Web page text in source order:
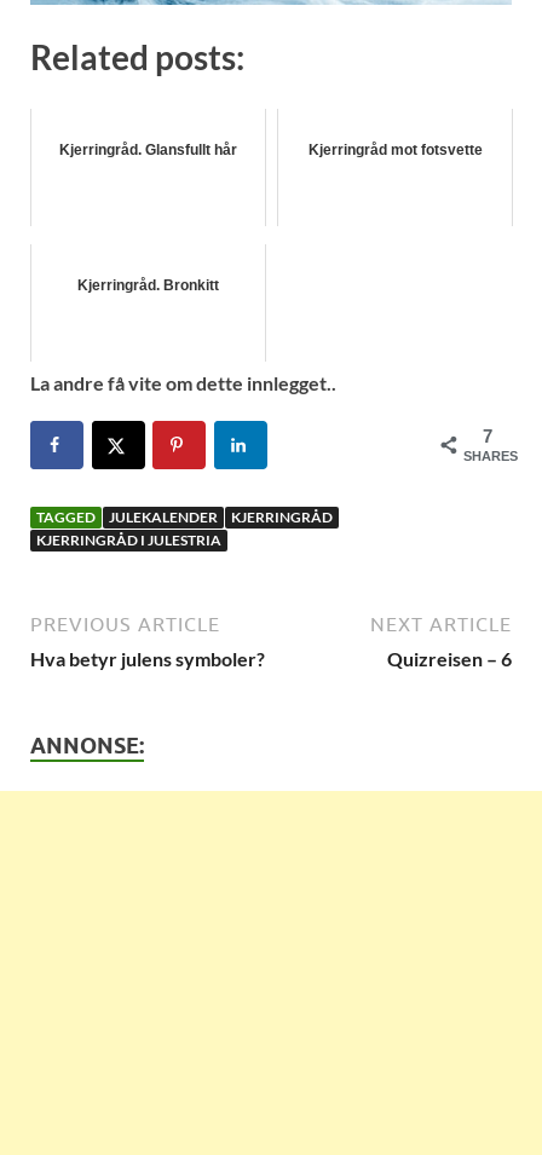
Related posts:
Kjerringråd. Glansfullt hår Kjerringråd mot fotsvette
Kjerringråd. Bronkitt
La andre få vite om dette innlegget..
7
SHARES
TAGGED JULEKALENDER
KJERRINGRÅD
KJERRINGRÅD I JULESTRIA
PREVIOUS ARTICLE
Hva betyr julens symboler?
NEXT ARTICLE
Quizreisen – 6
ANNONSE: